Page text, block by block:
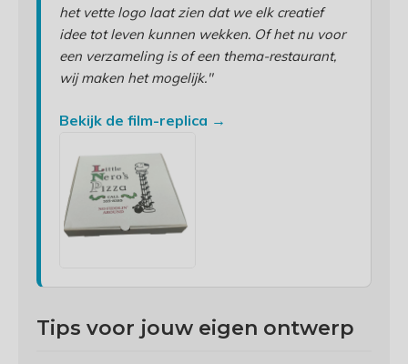
het vette logo laat zien dat we elk creatief
idee tot leven kunnen wekken. Of het nu voor
een verzameling is of een thema-restaurant,
wij maken het mogelijk."
Bekijk de film-replica →
Tips voor jouw eigen ontwerp